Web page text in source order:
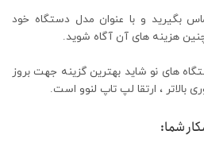
بگیرید و با عنوان مدل دستگاه خود
هزینه های آن آگاه شوید.
های نو شاید بهترین گزینه جهت بروز
، ارتقا لپ تاپ لنوو است.
شما: